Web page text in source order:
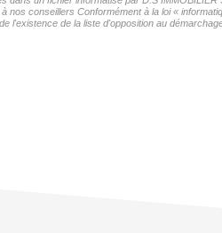
nos conseillers Conformément à la loi «
l'existence de la liste d'opposition au